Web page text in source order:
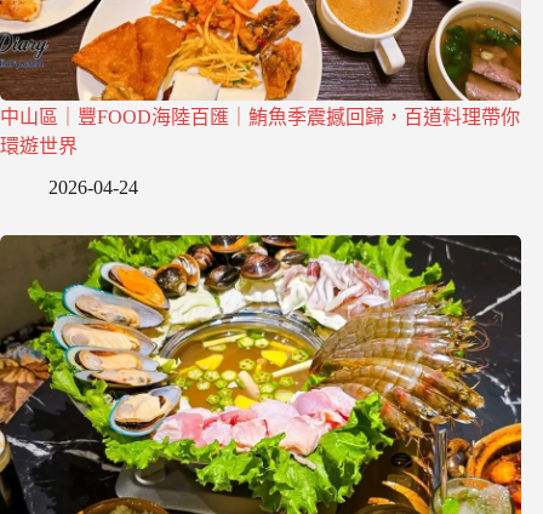
中山區｜豐FOOD海陸百匯｜鮪魚季震撼回歸，百道料理帶你
環遊世界
2026-04-24